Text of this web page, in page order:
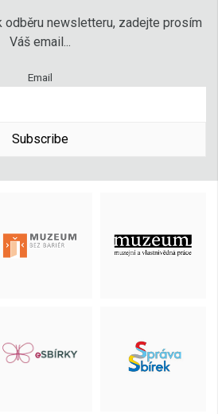
newsletteru, zadejte prosím
Váš email...
Email
Subscribe